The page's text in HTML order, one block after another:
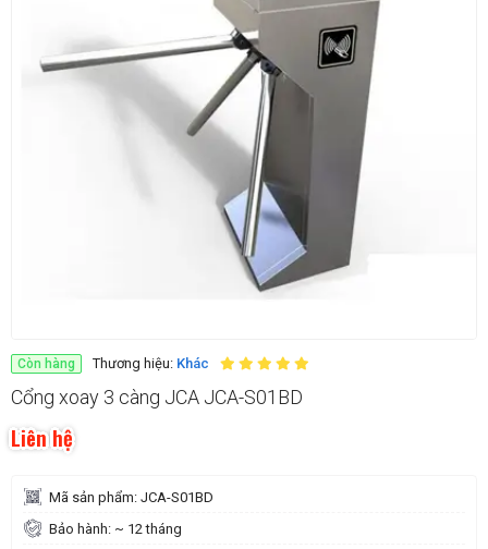
Còn hàng Thương hiệu: Khác
Cổng xoay 3 càng JCA JCA-S01BD
Liên hệ
Mã sản phẩm: JCA-S01BD
Bảo hành: ~ 12 tháng